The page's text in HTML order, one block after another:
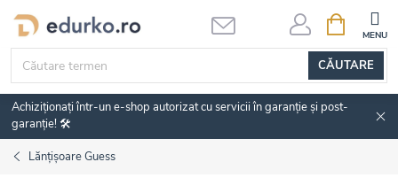
Treci
conținut
CĂUTARE
DE
Achiziționați într-un e-shop autorizat cu servicii în garanție și post-
garanție! 🛠️
Lănțișoare Guess